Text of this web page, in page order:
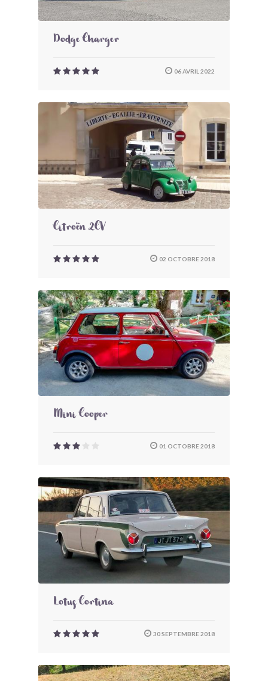
Dodge Charger
06 AVRIL 2022
Citroën 2CV
02 OCTOBRE 2018
Mini Cooper
01 OCTOBRE 2018
Lotus Cortina
30 SEPTEMBRE 2018